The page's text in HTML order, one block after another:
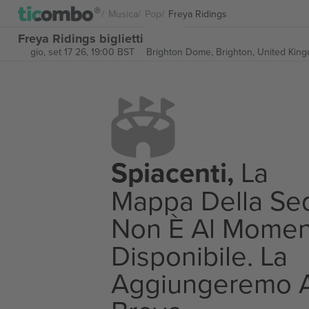
Musica Pop Freya Ridings
Freya Ridings biglietti
gio, set 17 26, 19:00 BST Brighton Dome, Brighton, United
Spiacenti, La
Mappa Della
Non È Al
Disponibile. La
Aggiungeremo